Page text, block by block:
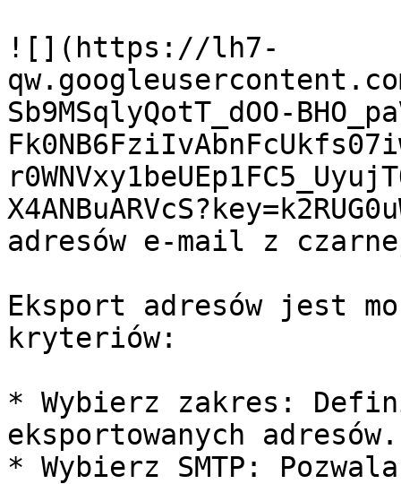
![](https://lh7-
Sb9MSqlyQotT_dOO-
adresów e-mail z
Eksport adresów jest
kryteriów:
* Wybierz zakres:
eksportowanych adresów.
* Wybierz SMTP: